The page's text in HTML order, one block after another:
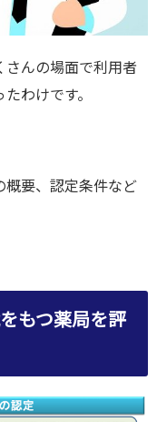
さんの場面で利用者
わけです。
概要、認定条件など
もつ薬局を評